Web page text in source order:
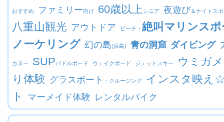
おすすめ ファミリー向け 60歳以上シニア 夜遊び＆ナイトス
八重山観光 アウトドア ビーチ・ 絶叫マリンスポ
ノーケリング 幻の島(浜島) 青の洞窟 ダイビング
カヌー SUPパドルボード ウェイクボード ジェットスキー
ウミガメ
り体験 グラスボート ・クルージング
インスタ映え
ト
マーメイド体験 レンタルバイク